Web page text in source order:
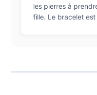
les pierres à
fille. Le bracelet